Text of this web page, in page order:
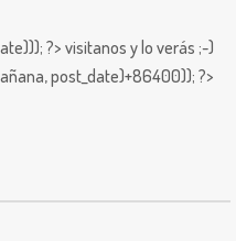
?>visitanos y lo verás ;-)
post_date)+86400)); ?>